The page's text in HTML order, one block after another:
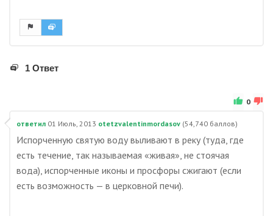
1 Ответ
0
ответил 01 Июль, 2013 otetzvalentinmordasov (54,740 баллов)
Испорченную святую воду выливают в реку (туда, где
есть течение, так называемая «живая», не стоячая
вода), испорченные иконы и просфоры сжигают (если
есть возможность — в церковной печи).